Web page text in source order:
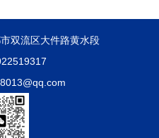
双流区大件路黄水段